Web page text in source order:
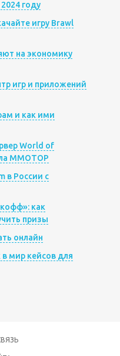
году
игру Brawl
на экономику
игр и приложений
и как ими
World of
MMOTOP
в России с
как
призы
онлайн
мир кейсов для